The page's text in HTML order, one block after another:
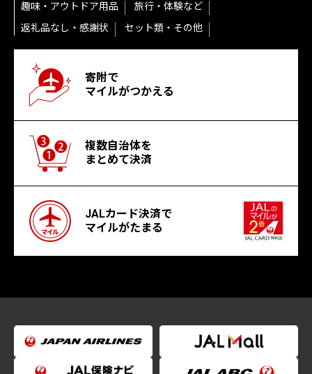
趣味・アウトドア用品
旅行・体験など
返礼品なし・感謝状
セット類・その他
寄附で
マイルがつかえる
複数自治体を
まとめて決済
JALカード決済で
マイルがたまる